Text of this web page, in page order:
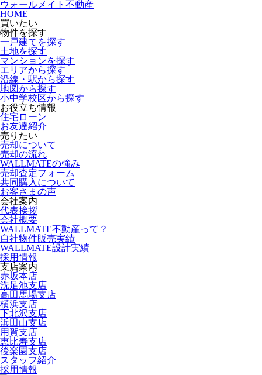
ウォールメイト不動産
HOME
買いたい
物件を探す
一戸建てを探す
土地を探す
マンションを探す
エリアから探す
沿線・駅から探す
地図から探す
小中学校区から探す
お役立ち情報
住宅ローン
お友達紹介
売りたい
売却について
売却の流れ
WALLMATEの強み
売却査定フォーム
共同購入について
お客さまの声
会社案内
代表挨拶
会社概要
WALLMATE不動産って？
自社物件販売実績
WALLMATE設計実績
採用情報
支店案内
赤坂本店
洗足池支店
高田馬場支店
横浜支店
下北沢支店
浜田山支店
用賀支店
恵比寿支店
後楽園支店
スタッフ紹介
採用情報